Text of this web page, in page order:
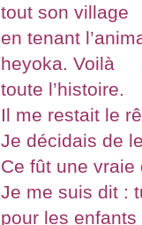
tout son village
en tenant
heyoka. Voilà
toute l’histoire.
Il me restait le
Je décidais de
Ce fût une vraie
Je me suis dit :
pour les enfants